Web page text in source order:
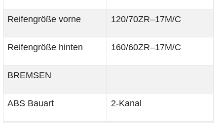
Reifengröße vorne 120/70ZR–17M/C
Reifengröße hinten 160/60ZR–17M/C
BREMSEN
ABS Bauart 2-Kanal